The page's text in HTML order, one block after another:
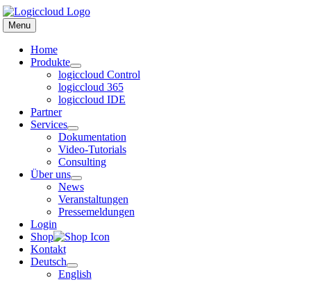
Zum
Inhalt
springen
Menu
Home
Produkte
logiccloud Control
logiccloud 365
logiccloud IDE
Partner
Services
Dokumentation
Video-Tutorials
Consulting
Über uns
News
Veranstaltungen
Pressemeldungen
Login
Shop
Kontakt
Deutsch
English